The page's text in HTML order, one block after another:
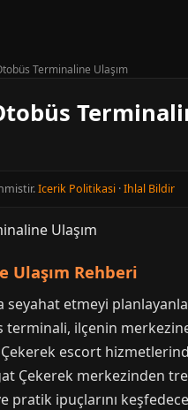
Terminaline Ulaşım
Icerik Politikasi ·Ihlal Bildir
Ulaşım Rehberi
etmeyi
terminali, ilçenin
escort
Çekerek merkezinden
ipuçlarını